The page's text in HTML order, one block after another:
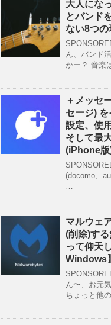
大人にな
とバンド
ない8つの
ん、バンド
かー？ 音楽
＋メッセ
セージ) を
設定、使
そして最
(iPhone版
(docomo、
…
マルウェ
(削除)す
って仰天
Windows】
ん〜、お元
ちょっと他